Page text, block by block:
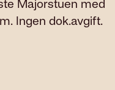
Ingen dok.avgift.